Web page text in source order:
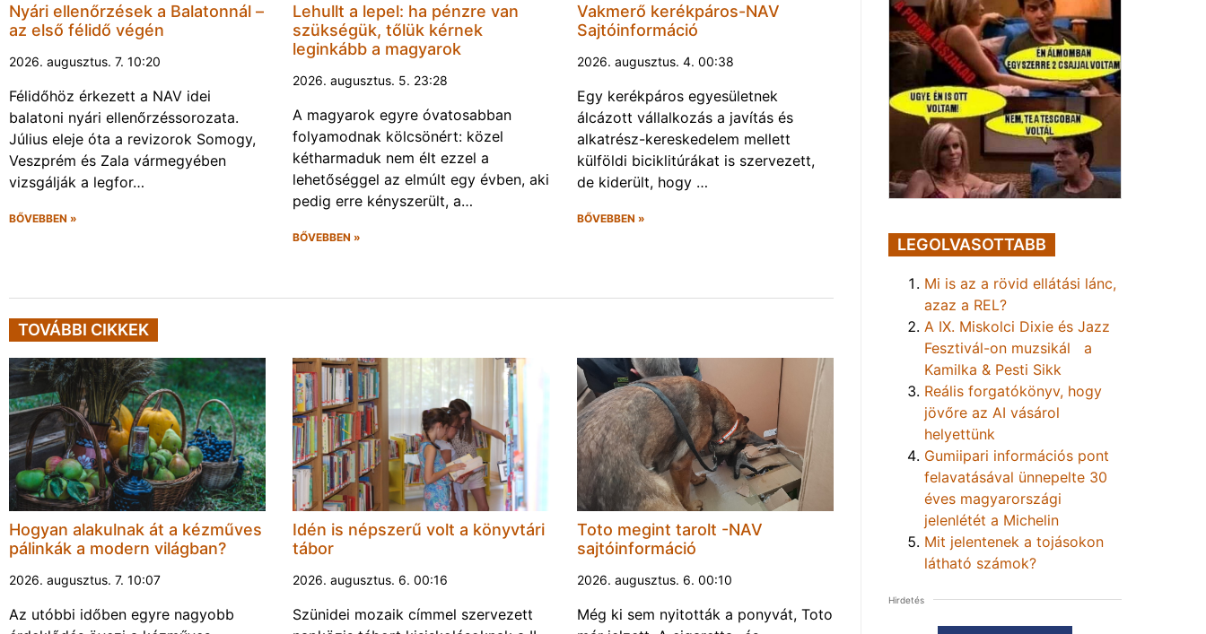
Nyári ellenőrzések a Balatonnál –
az első félidő végén
2026. augusztus. 7. 10:20
Félidőhöz érkezett a NAV idei
balatoni nyári ellenőrzéssorozata.
Július eleje óta a revizorok Somogy,
Veszprém és Zala vármegyében
vizsgálják a legfor…
BŐVEBBEN »
Lehullt a lepel: ha pénzre van
szükségük, tőlük kérnek
leginkább a magyarok
2026. augusztus. 5. 23:28
A magyarok egyre óvatosabban
folyamodnak kölcsönért: közel
kétharmaduk nem élt ezzel a
lehetőséggel az elmúlt egy évben, aki
pedig erre kényszerült, a…
BŐVEBBEN »
Vakmerő kerékpáros-NAV
Sajtóinformáció
2026. augusztus. 4. 00:38
Egy kerékpáros egyesületnek
álcázott vállalkozás a javítás és
alkatrész-kereskedelem mellett
külföldi biciklitúrákat is szervezett,
de kiderült, hogy …
BŐVEBBEN »
TOVÁBBI CIKKEK
Hogyan alakulnak át a kézműves
pálinkák a modern világban?
2026. augusztus. 7. 10:07
Az utóbbi időben egyre nagyobb
Idén is népszerű volt a könyvtári
tábor
2026. augusztus. 6. 00:16
Szünidei mozaik címmel szervezett
Toto megint tarolt -NAV
sajtóinformáció
2026. augusztus. 6. 00:10
Még ki sem nyitották a ponyvát, Toto
LEGOLVASOTTABB
Mi is az a rövid ellátási lánc,
azaz a REL?
A IX. Miskolci Dixie és Jazz
Fesztivál-on muzsikál a
Kamilka & Pesti Sikk
Reális forgatókönyv, hogy
jövőre az AI vásárol
helyettünk
Gumiipari információs pont
felavatásával ünnepelte 30
éves magyarországi
jelenlétét a Michelin
Mit jelentenek a tojásokon
látható számok?
Hirdetés